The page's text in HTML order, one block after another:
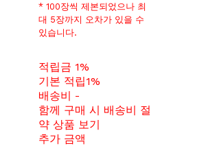
* 100장씩 제본되었으나 최
대 5장까지 오차가 있을 수
있습니다.
적립금 1%
기본 적립1%
배송비 -
함께 구매 시 배송비 절
약 상품 보기
추가 금액